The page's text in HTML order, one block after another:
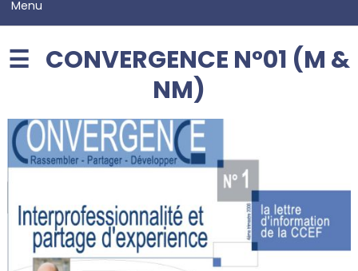
CONVERGENCE N°01 (M &
NM)